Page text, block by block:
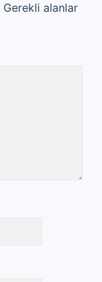
Gerekli alanlar